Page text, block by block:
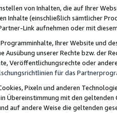
von Inhalten, die auf Ihrer
Inhalte (einschließlich sämtlicher
Link aufnehmen oder mit
Ihrer Website und
Ausübung unserer Rechte bzw. der
Veröffentlichungsrechte oder
für das
Pixeln und anderen
Übereinstimmung mit den
auf andere Weise die geltenden